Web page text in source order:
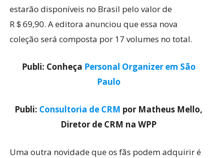
estarão disponíveis no Brasil pelo valor de
R＄69,90. A editora anunciou que essa nova
coleção será composta por 17 volumes no total.
Publi: Conheça Personal Organizer em São
Paulo
Publi: Consultoria de CRM por Matheus Mello,
Diretor de CRM na WPP
Uma outra novidade que os fãs podem adquirir é